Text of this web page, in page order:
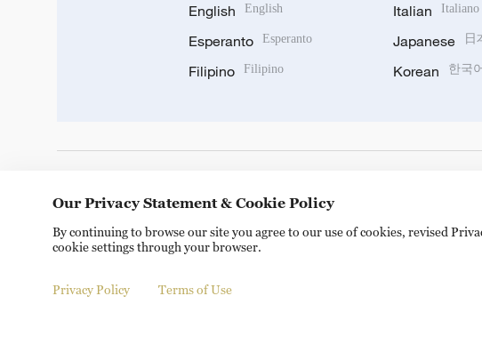
English English
Esperanto Esperanto
Filipino Filipino
Italian Italiano
Japanese 日
Korean 한국
Copyright © 2024 CGTN. 京ICP备20000184号
Our Privacy Statement & Cookie Policy
By continuing to browse our site you agree to our use of cookies, revised
cookie settings through your browser.
Privacy Policy Terms of Use